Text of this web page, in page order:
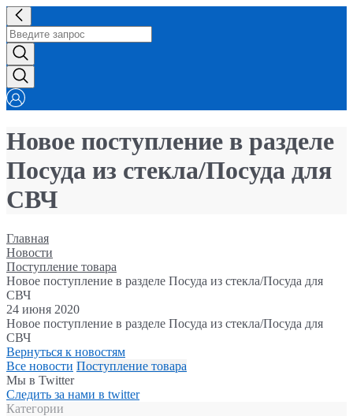
Новое поступление в разделе
Посуда из стекла/Посуда для
СВЧ
Главная
Новости
Поступление товара
Новое поступление в разделе Посуда из стекла/Посуда для
СВЧ
24 июня 2020
Новое поступление в разделе Посуда из стекла/Посуда для
СВЧ
Вернуться к новостям
Все новости Поступление товара
Мы в Twitter
Следить за нами в twitter
Категории